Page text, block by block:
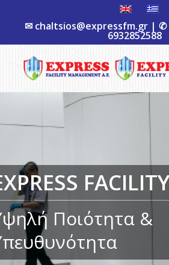
✉ chaltsios@expressfm.gr| ✆
6932852588